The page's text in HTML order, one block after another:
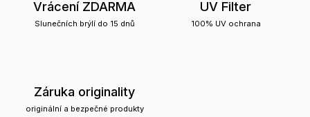
Vrácení ZDARMA
Slunečních brýlí do 15 dnů
UV Filter
100% UV ochrana
Záruka originality
originální a bezpečné produkty